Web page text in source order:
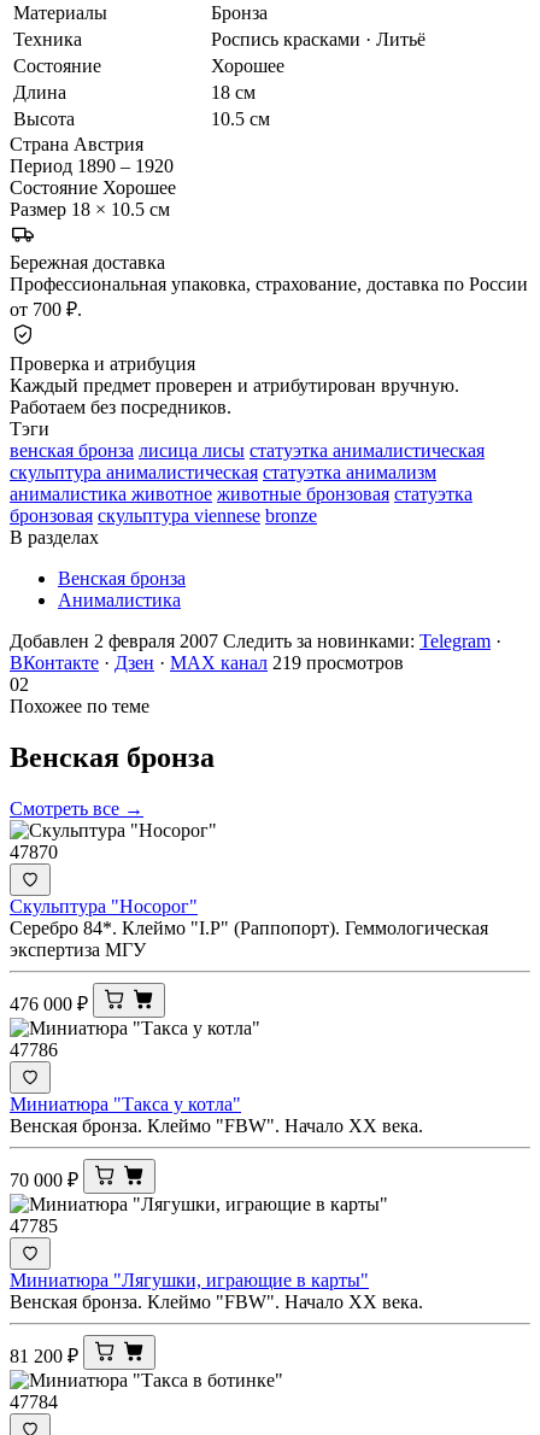
Материалы
Бронза
Техника
Роспись красками · Литьё
Состояние
Хорошее
Длина
18 см
Высота
10.5 см
Страна Австрия
Период 1890 – 1920
Состояние Хорошее
Размер 18 × 10.5 см
Бережная доставка
Профессиональная упаковка, страхование, доставка по России
от 700 ₽.
Проверка и атрибуция
Каждый предмет проверен и атрибутирован вручную.
Работаем без посредников.
Тэги
венская бронза лисица лисы статуэтка анималистическая
скульптура анималистическая статуэтка анимализм
анималистика животное животные бронзовая статуэтка
бронзовая скульптура viennese bronze
В разделах
Венская бронза
Анималистика
Добавлен 2 февраля 2007 Следить за новинками: Telegram ·
ВКонтакте · Дзен · MAX канал 219 просмотров
02
Похожее по теме
Венская бронза
Смотреть все →
47870
Скульптура "Носорог"
Серебро 84*. Клеймо "I.Р" (Раппопорт). Геммологическая
экспертиза МГУ
476 000 ₽
47786
Миниатюра "Такса у котла"
Венская бронза. Клеймо "FBW". Начало ХХ века.
70 000 ₽
47785
Миниатюра "Лягушки, играющие в карты"
Венская бронза. Клеймо "FBW". Начало ХХ века.
81 200 ₽
47784